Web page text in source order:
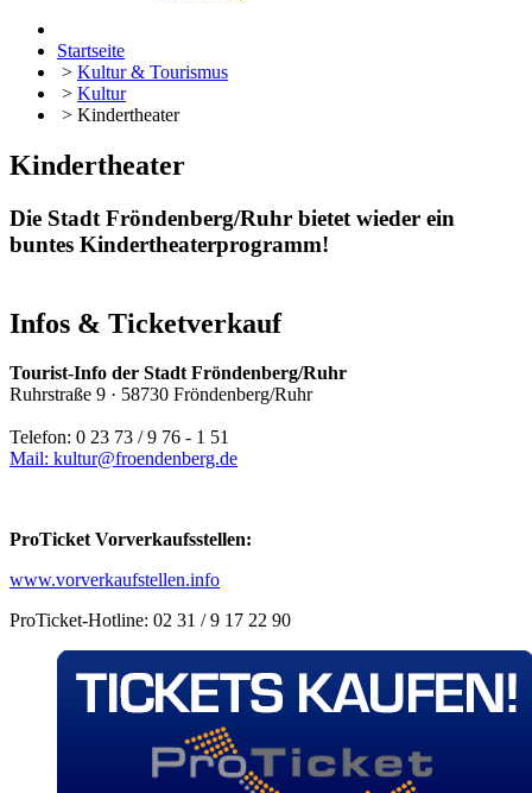
Startseite
> Kultur & Tourismus
> Kultur
> Kindertheater
Kindertheater
Die Stadt Fröndenberg/Ruhr bietet wieder ein
buntes Kindertheaterprogramm!
Infos & Ticketverkauf
Tourist-Info der Stadt Fröndenberg/Ruhr
Ruhrstraße 9 · 58730 Fröndenberg/Ruhr
Telefon: 0 23 73 / 9 76 - 1 51
Mail: kultur@​froendenberg.de
ProTicket Vorverkaufsstellen:
www.vorverkaufstellen.info
ProTicket-Hotline: 02 31 / 9 17 22 90